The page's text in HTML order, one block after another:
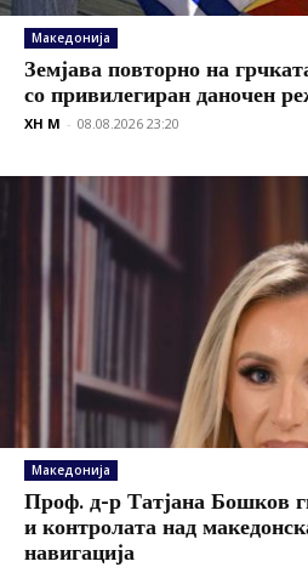
Македонија
Земјава повторно на
со привилегиран даночен
XH M - 08.08.2026 23:20
Македонија
Проф. д-р Татјана Бошков
и контролата над
навигација